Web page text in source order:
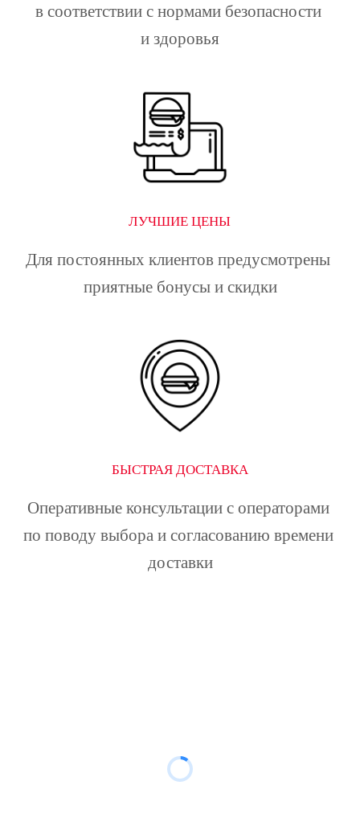
в соответствии с нормами безопасности
и здоровья
ЛУЧШИЕ ЦЕНЫ
Для постоянных клиентов предусмотрены
приятные бонусы и скидки
БЫСТРАЯ ДОСТАВКА
Оперативные консультации с операторами
по поводу выбора и согласованию времени
доставки